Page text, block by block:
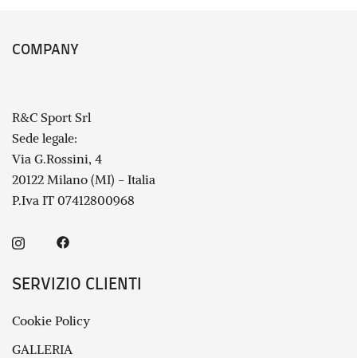
COMPANY
R&C Sport Srl
Sede legale:
Via G.Rossini, 4
20122 Milano (MI) - Italia
P.Iva IT 07412800968
SERVIZIO CLIENTI
Cookie Policy
GALLERIA